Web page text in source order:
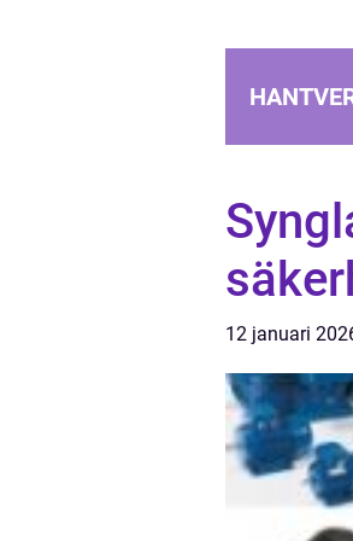
12 januari